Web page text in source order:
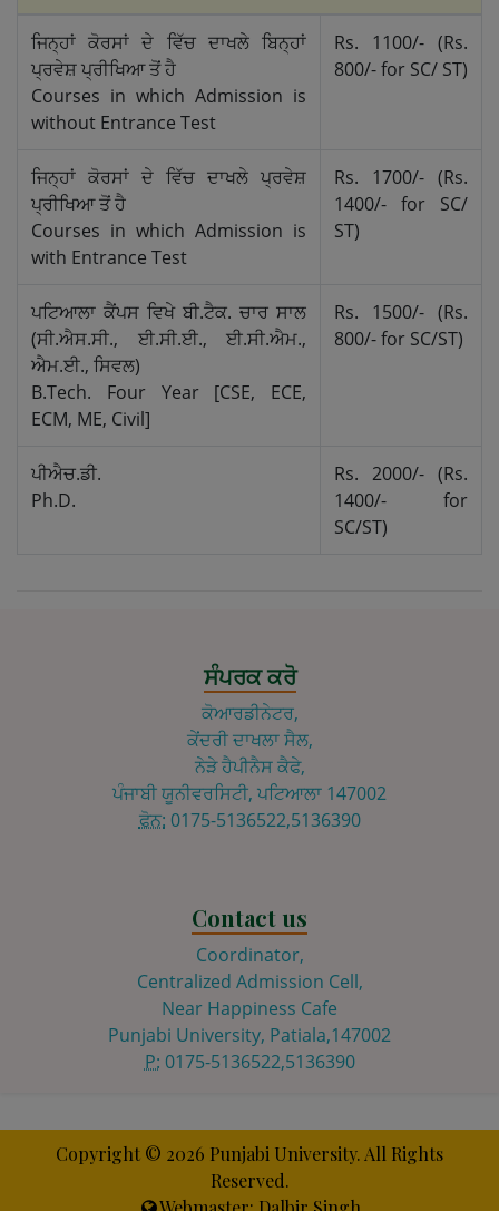
ਜਿਨ੍ਹਾਂ ਕੋਰਸਾਂ ਦੇ ਵਿੱਚ ਦਾਖਲੇ ਬਿਨ੍ਹਾਂ
ਪ੍ਰਵੇਸ਼ ਪ੍ਰੀਖਿਆ ਤੋਂ ਹੈ
Courses in which Admission is
without Entrance Test
Rs. 1100/- (Rs.
800/- for SC/ ST)
ਜਿਨ੍ਹਾਂ ਕੋਰਸਾਂ ਦੇ ਵਿੱਚ ਦਾਖਲੇ ਪ੍ਰਵੇਸ਼
ਪ੍ਰੀਖਿਆ ਤੋਂ ਹੈ
Courses in which Admission is
with Entrance Test
Rs. 1700/- (Rs.
1400/- for SC/
ST)
ਪਟਿਆਲਾ ਕੈਂਪਸ ਵਿਖੇ ਬੀ.ਟੈਕ. ਚਾਰ ਸਾਲ
(ਸੀ.ਐਸ.ਸੀ., ਈ.ਸੀ.ਈ., ਈ.ਸੀ.ਐਮ.,
ਐਮ.ਈ., ਸਿਵਲ)
B.Tech. Four Year [CSE, ECE,
ECM, ME, Civil]
Rs. 1500/- (Rs.
800/- for SC/ST)
ਪੀਐਚ.ਡੀ.
Ph.D.
Rs. 2000/- (Rs.
1400/- for
SC/ST)
ਸੰਪਰਕ ਕਰੋ
ਕੋਆਰਡੀਨੇਟਰ,
ਕੇਂਦਰੀ ਦਾਖਲਾ ਸੈਲ,
ਨੇੜੇ ਹੈਪੀਨੈਸ ਕੈਫੇ,
ਪੰਜਾਬੀ ਯੂਨੀਵਰਸਿਟੀ, ਪਟਿਆਲਾ 147002
ਫੋਨ: 0175-5136522,5136390
Contact us
Coordinator,
Centralized Admission Cell,
Near Happiness Cafe
Punjabi University, Patiala,147002
P: 0175-5136522,5136390
Copyright © 2026 Punjabi University. All Rights
Reserved.